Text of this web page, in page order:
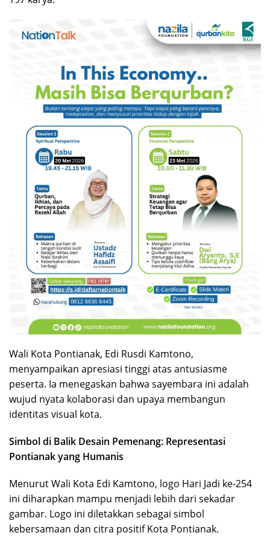
Wali Kota Pontianak, Edi Rusdi Kamtono,
menyampaikan apresiasi tinggi atas antusiasme
peserta. Ia menegaskan bahwa sayembara ini adalah
wujud nyata kolaborasi dan upaya membangun
identitas visual kota.
Simbol di Balik Desain Pemenang: Representasi
Pontianak yang Humanis
Menurut Wali Kota Edi Kamtono, logo Hari Jadi ke-254
ini diharapkan mampu menjadi lebih dari sekadar
gambar. Logo ini diletakkan sebagai simbol
kebersamaan dan citra positif Kota Pontianak.